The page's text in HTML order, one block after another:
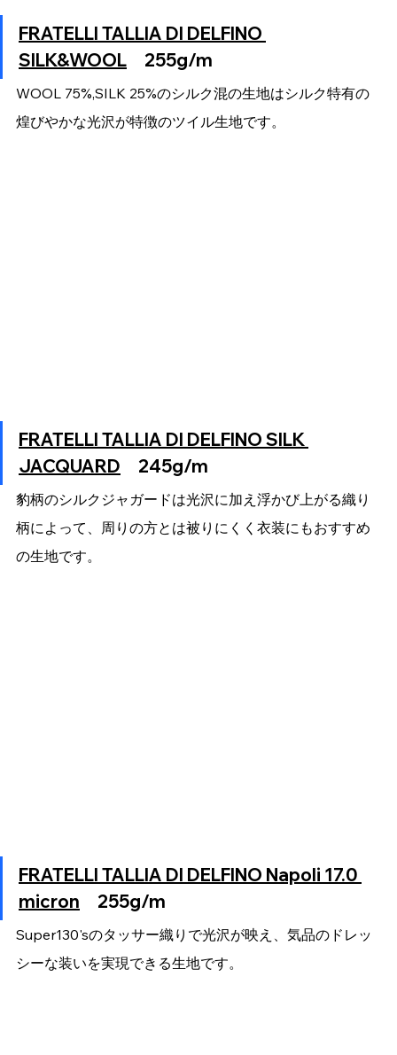
FRATELLI TALLIA DI DELFINO
SILK&WOOL 255g/m
WOOL 75%,SILK 25%のシルク混の生地はシルク特有の
煌びやかな光沢が特徴のツイル生地です。
FRATELLI TALLIA DI DELFINO SILK
JACQUARD 245g/m
豹柄のシルクジャガードは光沢に加え浮かび上がる織り
柄によって、周りの方とは被りにくく衣装にもおすすめ
の生地です。
FRATELLI TALLIA DI DELFINO Napoli 17.0
micron 255g/m
Super130'sのタッサー織りで光沢が映え、気品のドレッ
シーな装いを実現できる生地です。